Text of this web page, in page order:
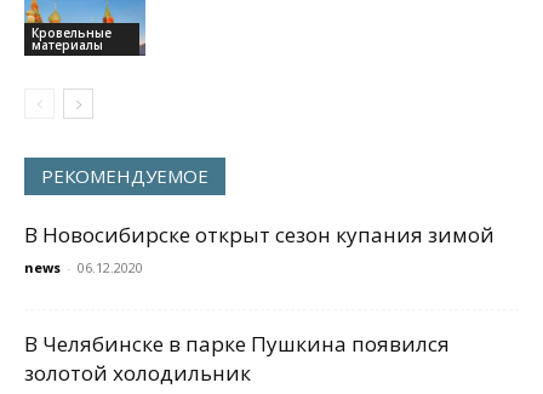
Кровельные
материалы
РЕКОМЕНДУЕМОЕ
В Новосибирске открыт сезон купания зимой
news - 06.12.2020
В Челябинске в парке Пушкина появился
золотой холодильник